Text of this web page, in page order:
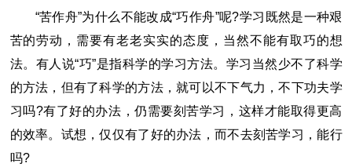
“苦作舟”为什么不能改成“巧作舟”呢?学习既然是一种艰
苦的劳动，需要有老老实实的态度，当然不能有取巧的想
法。有人说“巧”是指科学的学习方法。学习当然少不了科学
的方法，但有了科学的方法，就可以不下气力，不下功夫学
习吗?有了好的办法，仍需要刻苦学习，这样才能取得更高
的效率。试想，仅仅有了好的办法，而不去刻苦学习，能行
吗?